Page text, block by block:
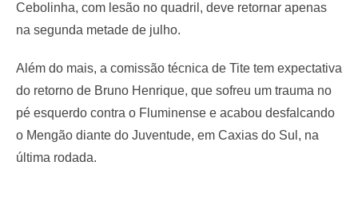
Cebolinha, com lesão no quadril, deve retornar apenas
na segunda metade de julho.
Além do mais, a comissão técnica de Tite tem expectativa
do retorno de Bruno Henrique, que sofreu um trauma no
pé esquerdo contra o Fluminense e acabou desfalcando
o Mengão diante do Juventude, em Caxias do Sul, na
última rodada.